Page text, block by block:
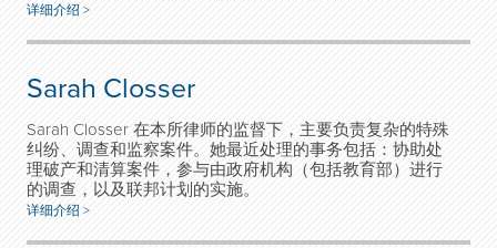
详细介绍 >
Sarah Closser
Sarah Closser 在本所律师的监督下，主要负责复杂的特殊
纠纷、调查和监察案件。她最近处理的事务包括：协助处
理破产和清算案件，参与由政府机构（包括教育部）进行
的调查，以及联邦计划的实施。
详细介绍 >